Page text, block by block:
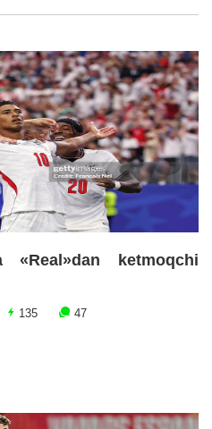
ketmoqchi
135 47